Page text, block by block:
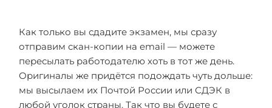
Как только вы сдадите экзамен, мы сразу
отправим скан-копии на email — можете
пересылать работодателю хоть в тот же день.
Оригиналы же придётся подождать чуть дольше:
мы высылаем их Почтой России или СДЭК в
любой уголок страны. Так что вы будете с